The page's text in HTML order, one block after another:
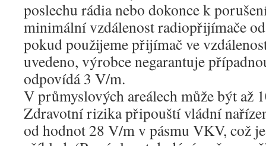
poslechu rádia nebo dokonce k
minimální vzdálenost radiopřijímače
pokud použijeme přijímač ve
uvedeno, výrobce negarantuje
odpovídá 3 V/m.
V průmyslových areálech může být až
Zdravotní rizika připouští vládní
od hodnot 28 V/m v pásmu VKV, což